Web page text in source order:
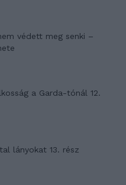
védett meg senki –
a Garda-tónál 12.
lányokat 13. rész